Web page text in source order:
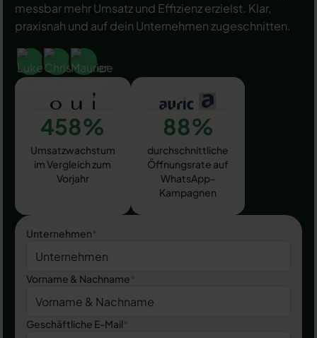
messbar mehr Umsatz und Effizienz erzielst. Klar,
praxisnah und auf dein Unternehmen zugeschnitten.
458%
Umsatzwachstum
im Vergleich zum
Vorjahr
88%
durchschnittliche
Öffnungsrate auf
WhatsApp-
Kampagnen
Unternehmen*
Vorname & Nachname*
Geschäftliche E-Mail*